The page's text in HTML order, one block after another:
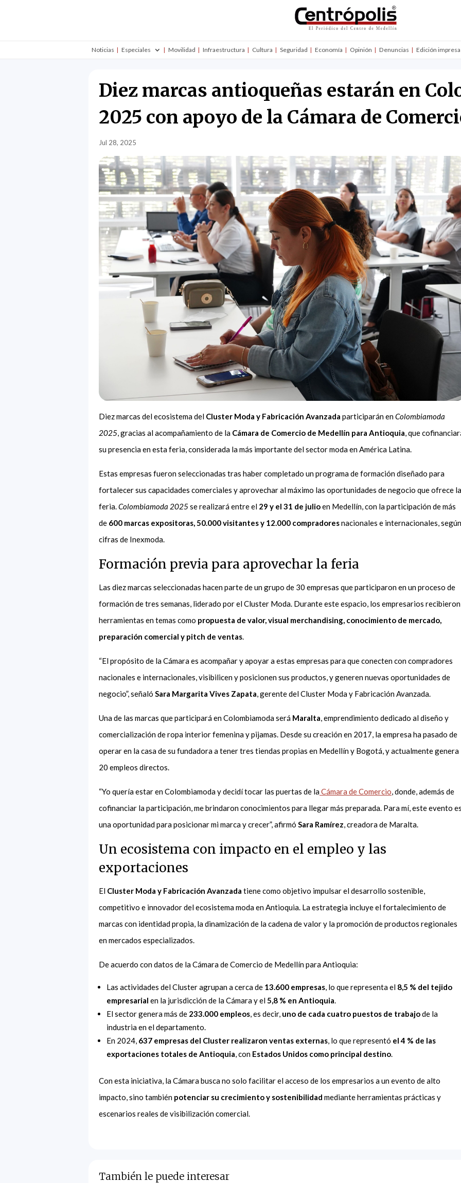
Noticias Especiales Movilidad Infraestructura Cultura Seguridad Economía Opinión Denuncias Edición impresa
Diez marcas antioqueñas estarán en
2025 con apoyo de la Cámara de
Jul 28, 2025
Diez marcas del ecosistema del Cluster Moda y Fabricación Avanzada participarán enColombiamoda
2025, gracias al acompañamiento de la Cámara de Comercio de Medellín para Antioquia, que
su presencia en esta feria, considerada la más importante del sector moda en América Latina.
Estas empresas fueron seleccionadas tras haber completado un programa de formación diseñado para
fortalecer sus capacidades comerciales y aprovechar al máximo las oportunidades de negocio que ofrece la
feria.Colombiamoda 2025se realizará entre el 29 y el 31 de julioen Medellín, con la participación de más
de 600 marcas expositoras, 50.000 visitantes y 12.000 compradoresnacionales e internacionales, según
cifras de Inexmoda.
Formación previa para aprovechar la feria
Las diez marcas seleccionadas hacen parte de un grupo de 30 empresas que participaron en un proceso de
formación de tres semanas, liderado por el Cluster Moda. Durante este espacio, los empresarios recibieron
herramientas en temas como propuesta de valor, visual merchandising, conocimiento de mercado,
preparación comercial y pitch de ventas.
“El propósito de la Cámara es acompañar y apoyar a estas empresas para que conecten con compradores
nacionales e internacionales, visibilicen y posicionen sus productos, y generen nuevas oportunidades de
negocio”, señaló Sara Margarita Vives Zapata, gerente del Cluster Moda y Fabricación Avanzada.
Una de las marcas que participará en Colombiamoda será Maralta, emprendimiento dedicado al diseño y
comercialización de ropa interior femenina y pijamas. Desde su creación en 2017, la empresa ha pasado de
operar en la casa de su fundadora a tener tres tiendas propias en Medellín y Bogotá, y actualmente genera
20 empleos directos.
“Yo quería estar en Colombiamoda y decidí tocar las puertas de laCámara de Comercio, donde, además de
cofinanciar la participación, me brindaron conocimientos para llegar más preparada. Para mí, este evento
una oportunidad para posicionar mi marca y crecer”, afirmó Sara Ramírez, creadora de Maralta.
Un ecosistema con impacto en el empleo y las
exportaciones
El Cluster Moda y Fabricación Avanzada tiene como objetivo impulsar el desarrollo sostenible,
competitivo e innovador del ecosistema moda en Antioquia. La estrategia incluye el fortalecimiento de
marcas con identidad propia, la dinamización de la cadena de valor y la promoción de productos regionales
en mercados especializados.
De acuerdo con datos de la Cámara de Comercio de Medellín para Antioquia:
Las actividades del Cluster agrupan a cerca de 13.600 empresas, lo que representa el 8,5 % del tejido
empresarial en la jurisdicción de la Cámara y el5,8 % en Antioquia.
El sector genera más de 233.000 empleos, es decir, uno de cada cuatro puestos de trabajode la
industria en el departamento.
En 2024, 637 empresas del Cluster realizaron ventas externas, lo que representó el 4 % de las
exportaciones totales de Antioquia, con Estados Unidos como principal destino.
Con esta iniciativa, la Cámara busca no solo facilitar el acceso de los empresarios a un evento de alto
impacto, sino también potenciar su crecimiento y sostenibilidad mediante herramientas prácticas y
escenarios reales de visibilización comercial.
También le puede interesar